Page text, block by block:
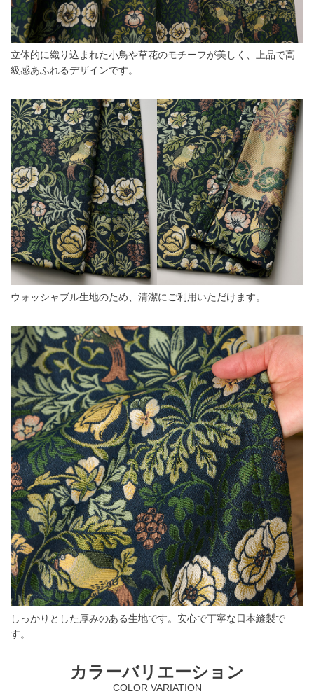
立体的に織り込まれた小鳥や草花のモチーフが美しく、上品で高
級感あふれるデザインです。
ウォッシャブル生地のため、清潔にご利用いただけます。
しっかりとした厚みのある生地です。安心で丁寧な日本縫製で
す。
カラーバリエーション
COLOR VARIATION